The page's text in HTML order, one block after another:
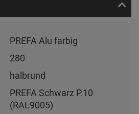
PREFA Alu farbig
280
halbrund
PREFA Schwarz P.10
(RAL9005)